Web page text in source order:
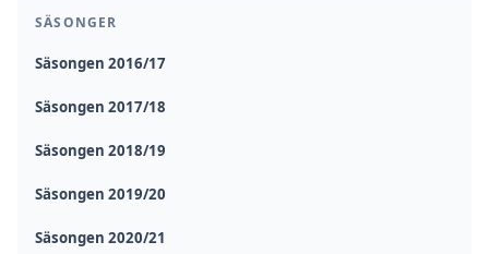
SÄSONGER
Säsongen 2016/17
Säsongen 2017/18
Säsongen 2018/19
Säsongen 2019/20
Säsongen 2020/21